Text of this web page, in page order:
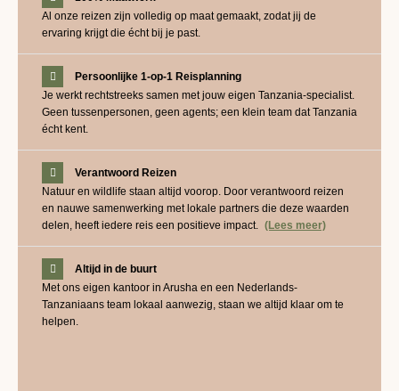
Al onze reizen zijn volledig op maat gemaakt, zodat jij de
ervaring krijgt die écht bij je past.
Persoonlijke 1-op-1 Reisplanning
Je werkt rechtstreeks samen met jouw eigen Tanzania-specialist.
Geen tussenpersonen, geen agents; een klein team dat Tanzania
écht kent.
Verantwoord Reizen
Natuur en wildlife staan altijd voorop. Door verantwoord reizen
en nauwe samenwerking met lokale partners die deze waarden
delen, heeft iedere reis een positieve impact. (Lees meer)
Altijd in de buurt
Met ons eigen kantoor in Arusha en een Nederlands-
Tanzaniaans team lokaal aanwezig, staan we altijd klaar om te
helpen.